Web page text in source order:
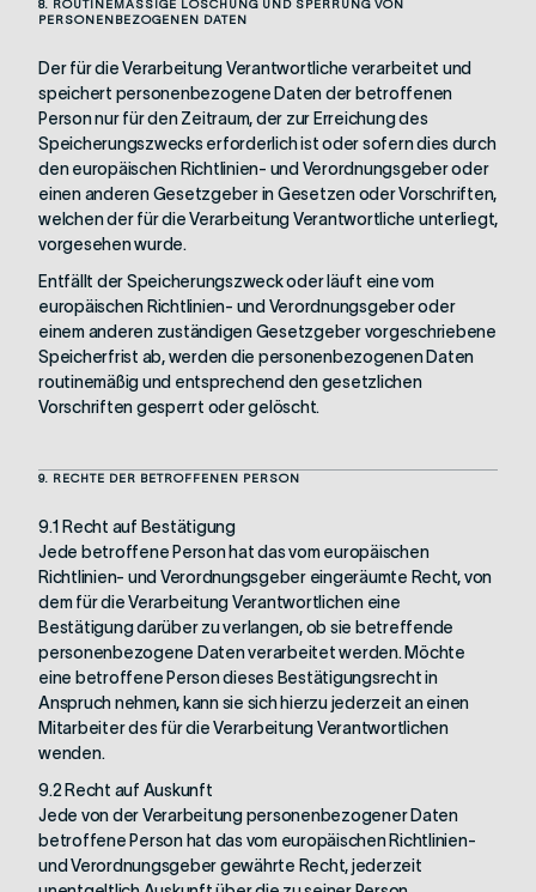
8. ROUTINEMÄSSIGE LÖSCHUNG UND SPERRUNG VON
PERSONENBEZOGENEN DATEN
Der für die Verarbeitung Verantwortliche verarbeitet und
speichert personenbezogene Daten der betroffenen
Person nur für den Zeitraum, der zur Erreichung des
Speicherungszwecks erforderlich ist oder sofern dies durch
den europäischen Richtlinien- und Verordnungsgeber oder
einen anderen Gesetzgeber in Gesetzen oder Vorschriften,
welchen der für die Verarbeitung Verantwortliche unterliegt,
vorgesehen wurde.
Entfällt der Speicherungszweck oder läuft eine vom
europäischen Richtlinien- und Verordnungsgeber oder
einem anderen zuständigen Gesetzgeber vorgeschriebene
Speicherfrist ab, werden die personenbezogenen Daten
routinemäßig und entsprechend den gesetzlichen
Vorschriften gesperrt oder gelöscht.
9. RECHTE DER BETROFFENEN PERSON
9.1 Recht auf Bestätigung
Jede betroffene Person hat das vom europäischen
Richtlinien- und Verordnungsgeber eingeräumte Recht, von
dem für die Verarbeitung Verantwortlichen eine
Bestätigung darüber zu verlangen, ob sie betreffende
personenbezogene Daten verarbeitet werden. Möchte
eine betroffene Person dieses Bestätigungsrecht in
Anspruch nehmen, kann sie sich hierzu jederzeit an einen
Mitarbeiter des für die Verarbeitung Verantwortlichen
wenden.
9.2 Recht auf Auskunft
Jede von der Verarbeitung personenbezogener Daten
betroffene Person hat das vom europäischen Richtlinien-
und Verordnungsgeber gewährte Recht, jederzeit